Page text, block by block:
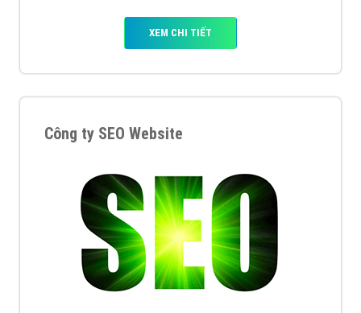
XEM CHI TIẾT
Công ty SEO Website